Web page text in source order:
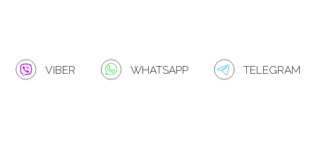
VIBER WHATSAPP TELEGRAM